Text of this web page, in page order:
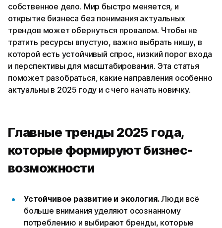
собственное дело. Мир быстро меняется, и
открытие бизнеса без понимания актуальных
трендов может обернуться провалом. Чтобы не
тратить ресурсы впустую, важно выбрать нишу, в
которой есть устойчивый спрос, низкий порог входа
и перспективы для масштабирования. Эта статья
поможет разобраться, какие направления особенно
актуальны в 2025 году и с чего начать новичку.
Главные тренды 2025 года,
которые формируют бизнес-
возможности
Устойчивое развитие и экология.Люди всё
больше внимания уделяют осознанному
потреблению и выбирают бренды, которые